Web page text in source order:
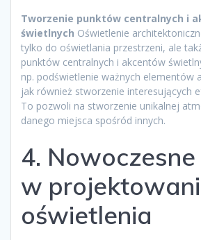
Tworzenie punktów centralnych i
świetlnych Oświetlenie
tylko do oświetlania przestrzeni, ale
punktów centralnych i akcentów
np. podświetlenie ważnych elementów
jak również stworzenie interesujących
To pozwoli na stworzenie unikalnej
danego miejsca spośród innych.
4.
w
oświetlenia